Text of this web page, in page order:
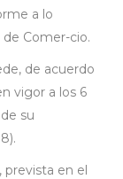
a lo
Comer-cio.
de acuerdo
vigor a los 6
su
prevista en el